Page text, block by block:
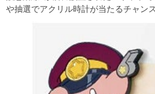
や抽選でアクリル時計が当たるチャン